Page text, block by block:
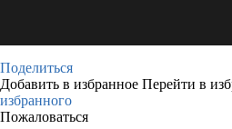
Поделиться
Добавить в избранное Перейти в
избранного
Пожаловаться